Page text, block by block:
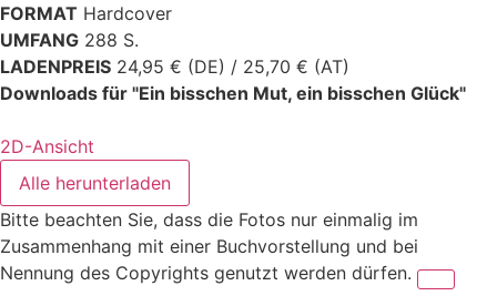
FORMAT Hardcover
UMFANG 288 S.
LADENPREIS 24,95 € (DE) / 25,70 € (AT)
Downloads für "Ein bisschen Mut, ein bisschen Glück"
2D-Ansicht
Alle herunterladen
Bitte beachten Sie, dass die Fotos nur einmalig im
Zusammenhang mit einer Buchvorstellung und bei
Nennung des Copyrights genutzt werden dürfen.